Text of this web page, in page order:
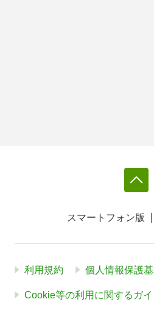
スマートフォン版
利用規約 個人情報保護
Cookie等の利用に関するガ